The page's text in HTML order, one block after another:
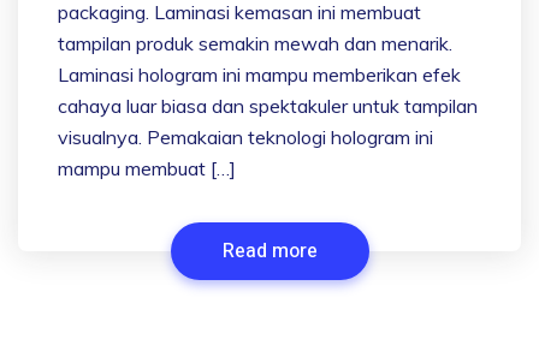
packaging. Laminasi kemasan ini membuat
tampilan produk semakin mewah dan menarik.
Laminasi hologram ini mampu memberikan efek
cahaya luar biasa dan spektakuler untuk tampilan
visualnya. Pemakaian teknologi hologram ini
mampu membuat […]
Read more